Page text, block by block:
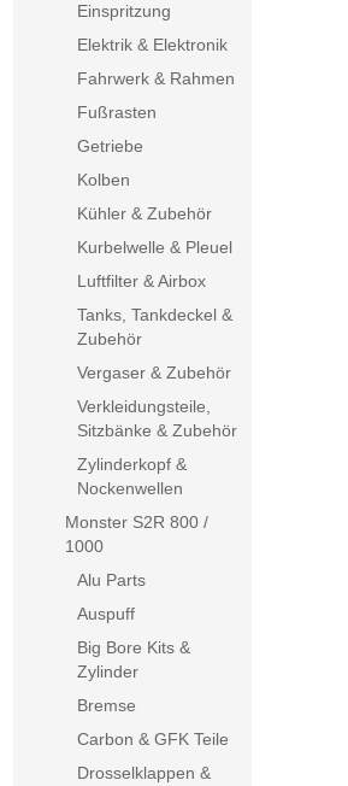
Einspritzung
Elektrik & Elektronik
Fahrwerk & Rahmen
Fußrasten
Getriebe
Kolben
Kühler & Zubehör
Kurbelwelle & Pleuel
Luftfilter & Airbox
Tanks, Tankdeckel &
Zubehör
Vergaser & Zubehör
Verkleidungsteile,
Sitzbänke & Zubehör
Zylinderkopf &
Nockenwellen
Monster S2R 800 /
1000
Alu Parts
Auspuff
Big Bore Kits &
Zylinder
Bremse
Carbon & GFK Teile
Drosselklappen &